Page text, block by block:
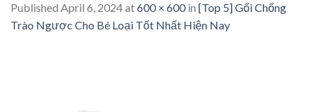
Published April 6, 2024at600 × 600in [Top 5] Gối Chống
Trào Ngược Cho Bé Loại Tốt Nhất Hiện Nay